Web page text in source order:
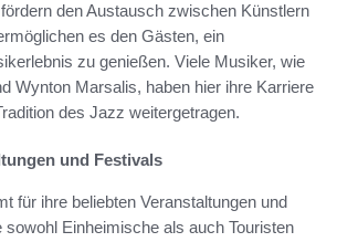
den Austausch zwischen Künstlern
es den Gästen, ein
zu genießen. Viele Musiker, wie
Wynton Marsalis, haben hier ihre Karriere
des Jazz weitergetragen.
und Festivals
für ihre beliebten Veranstaltungen und
sowohl Einheimische als auch Touristen